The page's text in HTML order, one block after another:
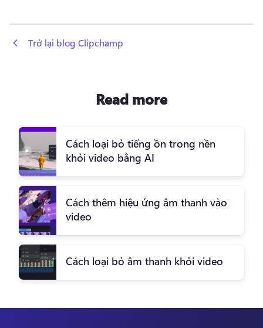
Trở lại blog Clipchamp
Read more
Cách loại bỏ tiếng ồn trong nền
khỏi video bằng AI
Cách thêm hiệu ứng âm thanh vào
video
Cách loại bỏ âm thanh khỏi video